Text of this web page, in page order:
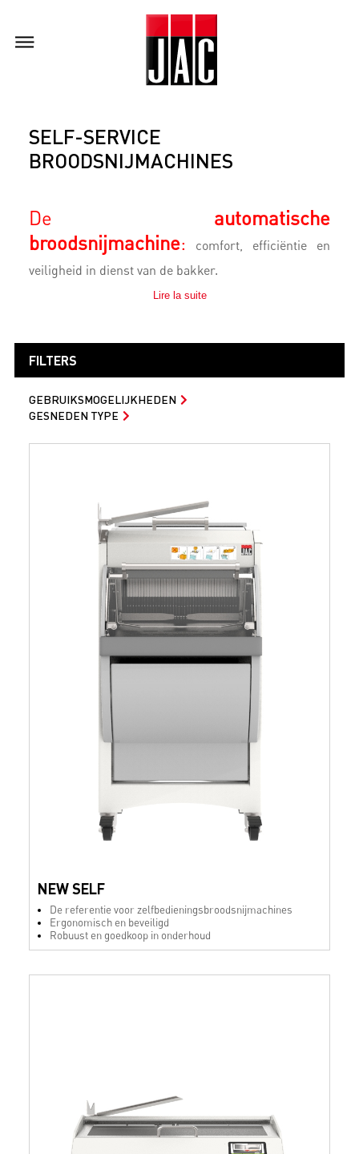
SELF-SERVICE
BROODSNIJMACHINES
FILTERS
GEBRUIKSMOGELIJKHEDEN
GESNEDEN TYPE
De automatische
broodsnijmachine: comfort, efficiëntie en
veiligheid in dienst van de bakker.
Lire la suite
NEW SELF
De referentie voor zelfbedieningsbroodsnijmachines
Ergonomisch en beveiligd
Robuust en goedkoop in onderhoud